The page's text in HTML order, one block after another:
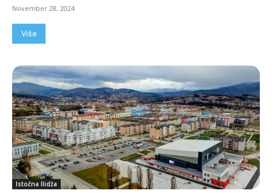
November 28, 2024
Više
Istočna Ilidža